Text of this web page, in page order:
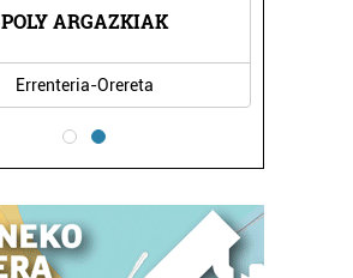
POLY ARGAZKIAK
Errenteria-Orereta